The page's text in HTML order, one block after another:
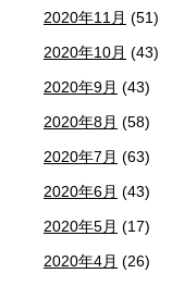
2020年11月 (51)
2020年10月 (43)
2020年9月 (43)
2020年8月 (58)
2020年7月 (63)
2020年6月 (43)
2020年5月 (17)
2020年4月 (26)